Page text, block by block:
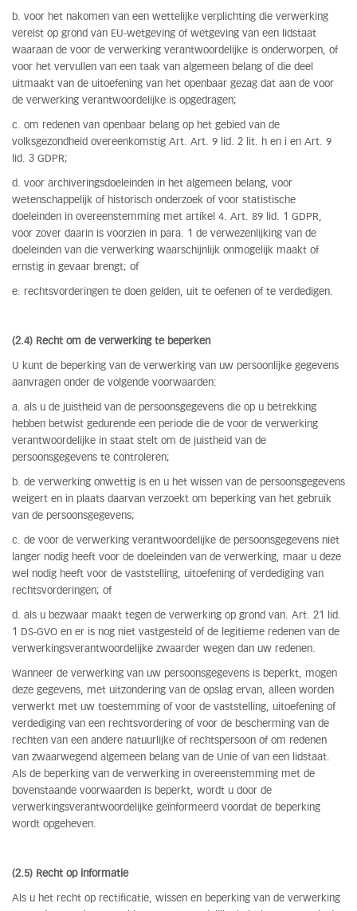
b. voor het nakomen van een wettelijke verplichting die verwerking
vereist op grond van EU-wetgeving of wetgeving van een lidstaat
waaraan de voor de verwerking verantwoordelijke is onderworpen, of
voor het vervullen van een taak van algemeen belang of die deel
uitmaakt van de uitoefening van het openbaar gezag dat aan de voor
de verwerking verantwoordelijke is opgedragen;
c. om redenen van openbaar belang op het gebied van de
volksgezondheid overeenkomstig Art. Art. 9 lid. 2 lit. h en i en Art. 9
lid. 3 GDPR;
d. voor archiveringsdoeleinden in het algemeen belang, voor
wetenschappelijk of historisch onderzoek of voor statistische
doeleinden in overeenstemming met artikel 4. Art. 89 lid. 1 GDPR,
voor zover daarin is voorzien in para. 1 de verwezenlijking van de
doeleinden van die verwerking waarschijnlijk onmogelijk maakt of
ernstig in gevaar brengt; of
e. rechtsvorderingen te doen gelden, uit te oefenen of te verdedigen.
(2.4) Recht om de verwerking te beperken
U kunt de beperking van de verwerking van uw persoonlijke gegevens
aanvragen onder de volgende voorwaarden:
a. als u de juistheid van de persoonsgegevens die op u betrekking
hebben betwist gedurende een periode die de voor de verwerking
verantwoordelijke in staat stelt om de juistheid van de
persoonsgegevens te controleren;
b. de verwerking onwettig is en u het wissen van de persoonsgegevens
weigert en in plaats daarvan verzoekt om beperking van het gebruik
van de persoonsgegevens;
c. de voor de verwerking verantwoordelijke de persoonsgegevens niet
langer nodig heeft voor de doeleinden van de verwerking, maar u deze
wel nodig heeft voor de vaststelling, uitoefening of verdediging van
rechtsvorderingen; of
d. als u bezwaar maakt tegen de verwerking op grond van. Art. 21 lid.
1 DS-GVO en er is nog niet vastgesteld of de legitieme redenen van de
verwerkingsverantwoordelijke zwaarder wegen dan uw redenen.
Wanneer de verwerking van uw persoonsgegevens is beperkt, mogen
deze gegevens, met uitzondering van de opslag ervan, alleen worden
verwerkt met uw toestemming of voor de vaststelling, uitoefening of
verdediging van een rechtsvordering of voor de bescherming van de
rechten van een andere natuurlijke of rechtspersoon of om redenen
van zwaarwegend algemeen belang van de Unie of van een lidstaat.
Als de beperking van de verwerking in overeenstemming met de
bovenstaande voorwaarden is beperkt, wordt u door de
verwerkingsverantwoordelijke geïnformeerd voordat de beperking
wordt opgeheven.
(2.5) Recht op informatie
Als u het recht op rectificatie, wissen en beperking van de verwerking